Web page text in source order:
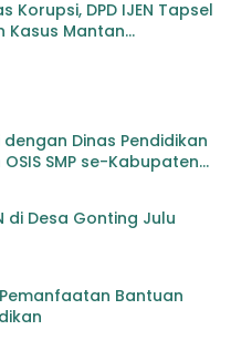
Korupsi, DPD IJEN Tapsel
Kasus Mantan
Dinas Pendidikan
SMP se-Kabupaten
di Desa Gonting Julu
Bantuan